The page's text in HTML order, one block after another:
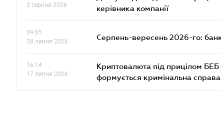
3 серпня 2026
керівника компанії
09.05
28 липня 2026
Серпень-вересень 2026-го:
16.14
17 липня 2026
Криптовалюта під прицілом
формується кримінальна